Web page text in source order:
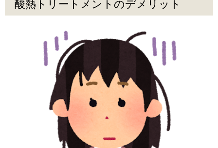
酸熱トリートメントのデメリット